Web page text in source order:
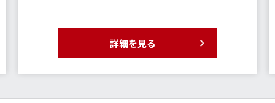
詳細を見る